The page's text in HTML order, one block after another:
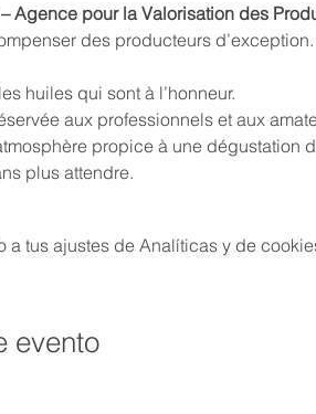
– Agence pour la Valorisation des
des producteurs d’exception.
huiles qui sont à l’honneur.
aux professionnels et aux
propice à une dégustation
plus attendre.
tus ajustes de Analíticas y de
evento